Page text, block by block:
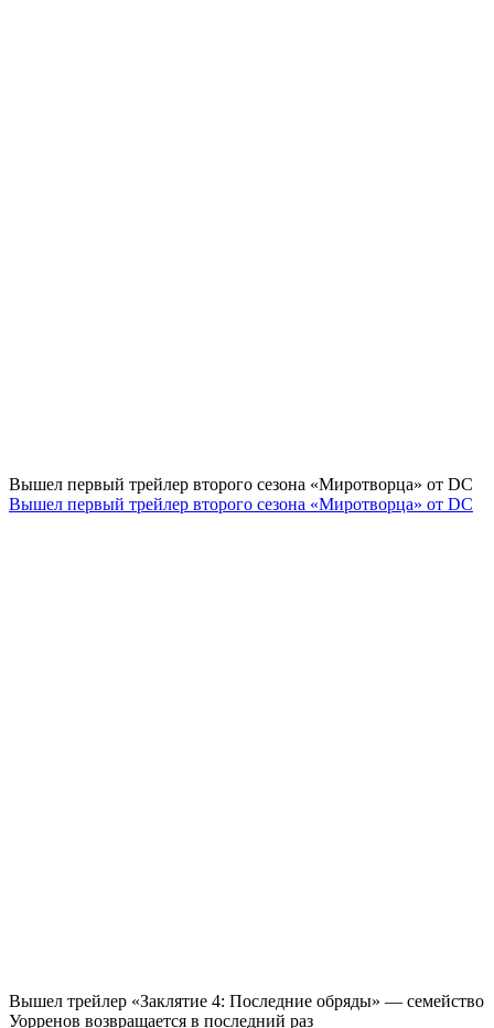
Вышел первый трейлер второго сезона «Миротворца» от DC
Вышел первый трейлер второго сезона «Миротворца» от DC
Вышел трейлер «Заклятие 4: Последние обряды» — семейство
Уорренов возвращается в последний раз